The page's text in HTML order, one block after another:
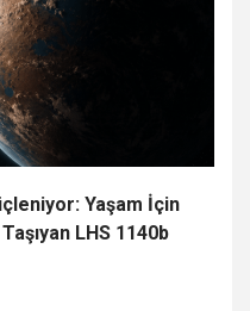
Yaşam İçin
LHS 1140b